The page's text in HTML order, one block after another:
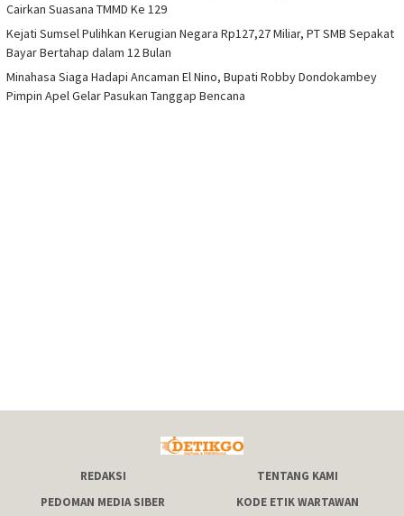
Cairkan Suasana TMMD Ke 129
Kejati Sumsel Pulihkan Kerugian Negara Rp127,27 Miliar, PT SMB Sepakat
Bayar Bertahap dalam 12 Bulan
Minahasa Siaga Hadapi Ancaman El Nino, Bupati Robby Dondokambey
Pimpin Apel Gelar Pasukan Tanggap Bencana
REDAKSI
TENTANG KAMI
PEDOMAN MEDIA SIBER
KODE ETIK WARTAWAN